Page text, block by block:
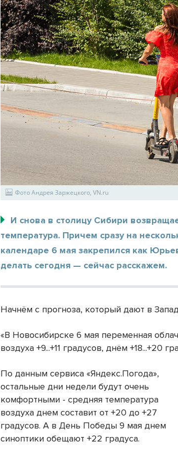
Фото Андрея Заржецкого, VN.ru
И снова в столицу Сибири
температура. Причем сразу на
календаре 6 мая закрепился как
делать сегодня — сейчас расскажем.
Начнём с прогноза, который дают в
«В Новосибирске 6 мая переменная
воздуха +9...+11 градусов, днём +18...+20
По данным сервиса «Яндекс.Погода»,
остальные дни недели будут очень
комфортными - средняя температура
воздуха днем составит от +20 до +27
градусов. А в День Победы 9 мая днем
синоптики обещают +22 градуса.